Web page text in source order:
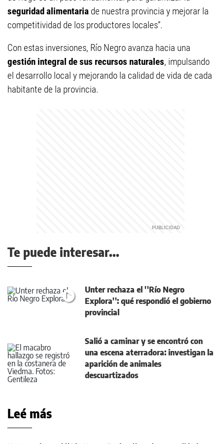
seguridad alimentaria de nuestra provincia y mejorar la
competitividad de los productores locales”.
Con estas inversiones, Río Negro avanza hacia una
gestión integral de sus recursos naturales, impulsando
el desarrollo local y mejorando la calidad de vida de cada
habitante de la provincia.
Te puede interesar...
Unter rechaza el ''Río Negro
Explora'': qué respondió el gobierno
provincial
Salió a caminar y se encontró con
una escena aterradora: investigan la
aparición de animales
descuartizados
Leé más